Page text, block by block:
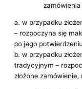
a. w przypadku
– rozpoczyna się
po jego
b. w przypadku
tradycyjnym –
złożone